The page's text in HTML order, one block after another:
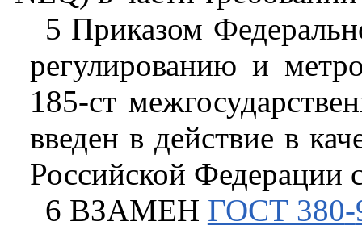
5 Приказом
регулированию и
185-ст
введен в действие в
Российской Федерации
6 ВЗАМЕН ГОСТ380-